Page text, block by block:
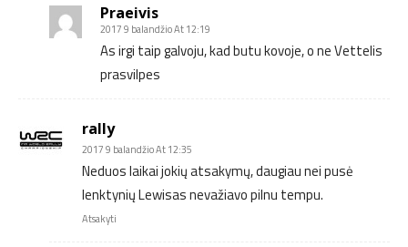
Praeivis
2017 9 balandžio At 12:19
As irgi taip galvoju, kad butu kovoje, o ne Vettelis
prasvilpes
rally
2017 9 balandžio At 12:35
Neduos laikai jokių atsakymų, daugiau nei pusė
lenktynių Lewisas nevažiavo pilnu tempu.
Atsakyti